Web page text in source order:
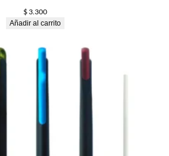
$3.300
Añadir al carrito